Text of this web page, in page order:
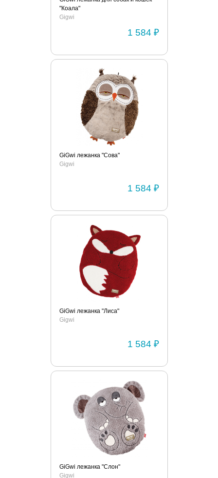
"Коала"
Gigwi
1 584 ₽
GiGwi лежанка "Сова"
Gigwi
1 584 ₽
GiGwi лежанка "Лиса"
Gigwi
1 584 ₽
GiGwi лежанка "Слон"
Gigwi